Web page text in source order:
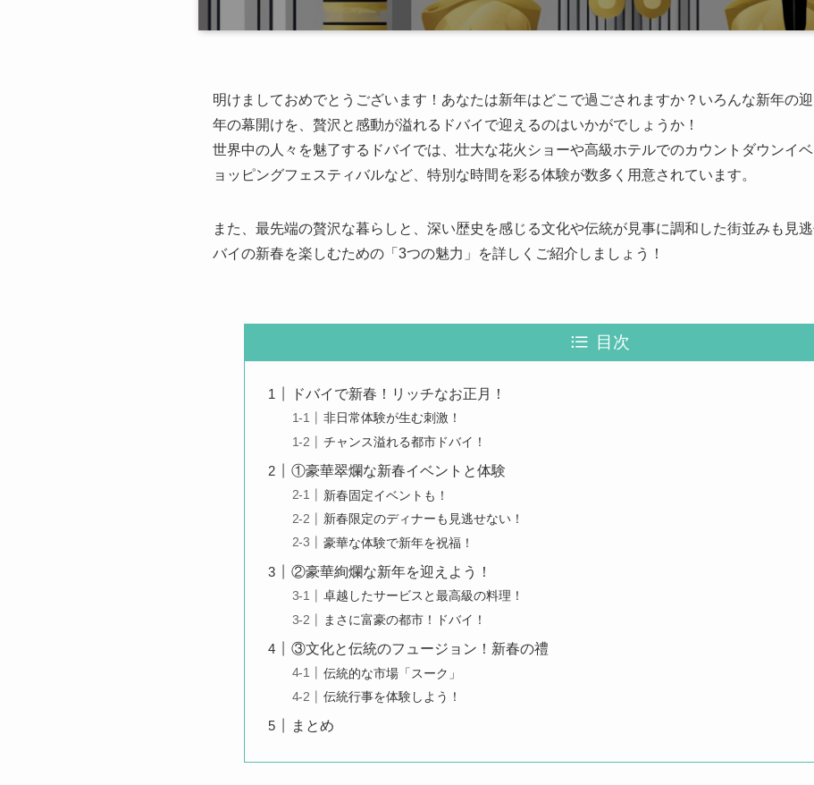
明けましておめでとうございます！あなたは新年はどこで過ごされますか？いろんな新年の
年の幕開けを、贅沢と感動が溢れるドバイで迎えるのはいかがでしょうか！
世界中の人々を魅了するドバイでは、壮大な花火ショーや高級ホテルでのカウントダウンイ
ョッピングフェスティバルなど、特別な時間を彩る体験が数多く用意されています。
また、最先端の贅沢な暮らしと、深い歴史を感じる文化や伝統が見事に調和した街並みも見
バイの新春を楽しむための「3つの魅力」を詳しくご紹介しましょう！
目次
ドバイで新春！リッチなお正月！
非日常体験が生む刺激！
チャンス溢れる都市ドバイ！
①豪華翠爛な新春イベントと体験
新春固定イベントも！
新春限定のディナーも見逃せない！
豪華な体験で新年を祝福！
②豪華絢爛な新年を迎えよう！
卓越したサービスと最高級の料理！
まさに富豪の都市！ドバイ！
③文化と伝統のフュージョン！新春の禮
伝統的な市場「スーク」
伝統行事を体験しよう！
まとめ